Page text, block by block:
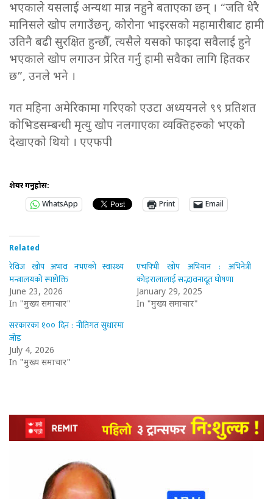
भएकाले यसलाई अन्यथा मान्न नहुने बताएका छन् । “जति धेरै
मानिसले खोप लगाउँछन्, कोरोना भाइरसको महामारीबाट हामी
उतिनै बढी सुरक्षित हुन्छौँ, त्यसैले यसको फाइदा सवैलाई हुने
भएकाले खोप लगाउन प्रेरित गर्नु हामी सवैका लागि हितकर
छ”, उनले भने ।
गत महिना अमेरिकामा गरिएको एउटा अध्ययनले ९९ प्रतिशत
कोभिडसम्बन्धी मृत्यु खोप नलगाएका व्यक्तिहरुको भएको
देखाएको थियो । एएफपी
शेयर गर्नुहोस:
WhatsApp
Print Email
Related
रेविज खोप अभाव नभएको स्वास्थ्य
मन्त्रालयको स्पष्टोक्ति
June 23, 2026
In "मुख्य समाचार"
एचपिभी खोप अभियान : अभिनेत्री
कोइरालालाई सद्भावनादूत घोषणा
January 29, 2025
In "मुख्य समाचार"
सरकारका १०० दिन : नीतिगत सुधारमा
जोड
July 4, 2026
In "मुख्य समाचार"